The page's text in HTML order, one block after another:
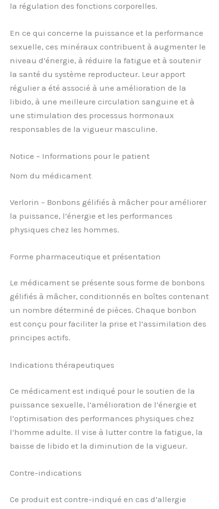
la régulation des fonctions corporelles.
En ce qui concerne la puissance et la performance
sexuelle, ces minéraux contribuent à augmenter le
niveau d’énergie, à réduire la fatigue et à soutenir
la santé du système reproducteur. Leur apport
régulier a été associé à une amélioration de la
libido, à une meilleure circulation sanguine et à
une stimulation des processus hormonaux
responsables de la vigueur masculine.
Notice – Informations pour le patient
Nom du médicament
Verlorin – Bonbons gélifiés à mâcher pour améliorer
la puissance, l’énergie et les performances
physiques chez les hommes.
Forme pharmaceutique et présentation
Le médicament se présente sous forme de bonbons
gélifiés à mâcher, conditionnés en boîtes contenant
un nombre déterminé de pièces. Chaque bonbon
est conçu pour faciliter la prise et l’assimilation des
principes actifs.
Indications thérapeutiques
Ce médicament est indiqué pour le soutien de la
puissance sexuelle, l’amélioration de l’énergie et
l’optimisation des performances physiques chez
l’homme adulte. Il vise à lutter contre la fatigue, la
baisse de libido et la diminution de la vigueur.
Contre-indications
Ce produit est contre-indiqué en cas d’allergie